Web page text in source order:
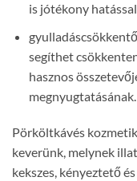
is jótékony
segíthet
hasznos
megnyugtatásának.
Pörköltkávés
keverünk, melynek
kekszes, kényeztető